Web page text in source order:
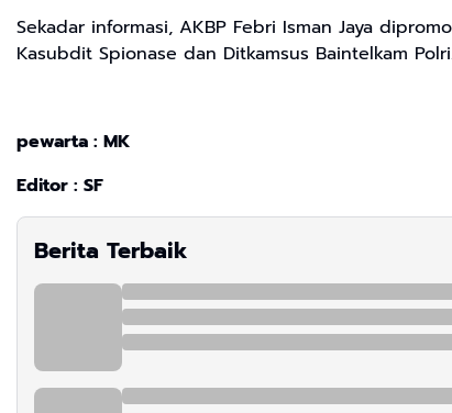
Sekadar informasi, AKBP Febri Isman Jaya
Kasubdit Spionase dan Ditkamsus Baintelkam
pewarta : MK
Editor : SF
Berita Terbaik